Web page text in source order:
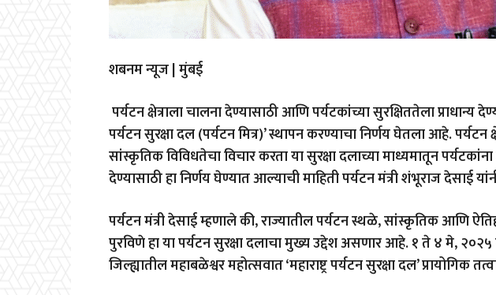
शबनम न्यूज | मुंबई
पर्यटन क्षेत्राला चालना देण्यासाठी आणि पर्यटकांच्या सुरक्षिततेला प्राधान्य
पर्यटन सुरक्षा दल (पर्यटन मित्र)’ स्थापन करण्याचा निर्णय घेतला आहे. पर्यटन
सांस्कृतिक विविधतेचा विचार करता या सुरक्षा दलाच्या माध्यमातून
देण्यासाठी हा निर्णय घेण्यात आल्याची माहिती पर्यटन मंत्री शंभूराज देसाई
पर्यटन मंत्री देसाई म्हणाले की, राज्यातील पर्यटन स्थळे, सांस्कृतिक आणि
पुरविणे हा या पर्यटन सुरक्षा दलाचा मुख्य उद्देश असणार आहे. १ ते ४ मे, २०२५
जिल्ह्यातील महाबळेश्वर महोत्सवात ‘महाराष्ट्र पर्यटन सुरक्षा दल’